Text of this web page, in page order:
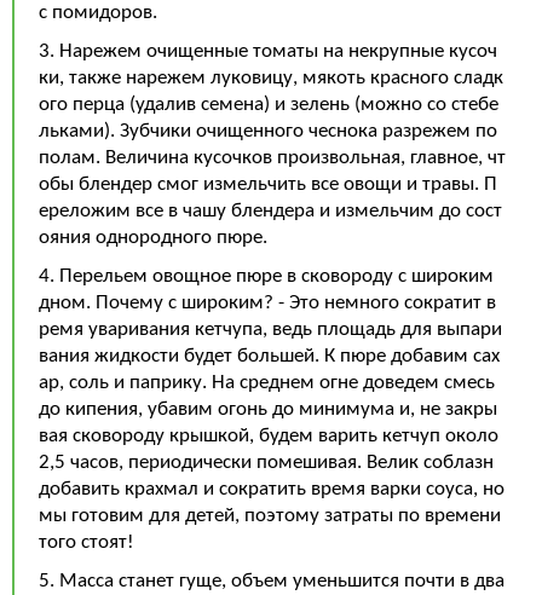
с помидоров.
3. Нарежем очищенные томаты на некрупные кусоч
ки, также нарежем луковицу, мякоть красного сладк
ого перца (удалив семена) и зелень (можно со стебе
льками). Зубчики очищенного чеснока разрежем по
полам. Величина кусочков произвольная, главное, чт
обы блендер смог измельчить все овощи и травы. П
ереложим все в чашу блендера и измельчим до сост
ояния однородного пюре.
4. Перельем овощное пюре в сковороду с широким
дном. Почему с широким? - Это немного сократит в
ремя уваривания кетчупа, ведь площадь для выпари
вания жидкости будет большей. К пюре добавим сах
ар, соль и паприку. На среднем огне доведем смесь
до кипения, убавим огонь до минимума и, не закры
вая сковороду крышкой, будем варить кетчуп около
2,5 часов, периодически помешивая. Велик соблазн
добавить крахмал и сократить время варки соуса, но
мы готовим для детей, поэтому затраты по времени
того стоят!
5. Масса станет гуще, объем уменьшится почти в два